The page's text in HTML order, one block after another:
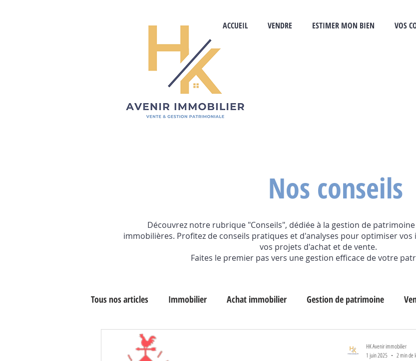
ACCUEIL VENDRE ESTIMER MON BIEN VOS
Nos conseils
Découvrez notre rubrique "Conseils", dédiée à la gestion de
immobilières. Profitez de conseils pratiques et d'analyses pour optimiser
vos projets d'achat et de vente.
Faites le premier pas vers une gestion efficace de votre
Tous nos articles Immobilier Achat immobilier Gestion de patrimoine
HK Avenir immobilier
1 juin 2025
2 min de